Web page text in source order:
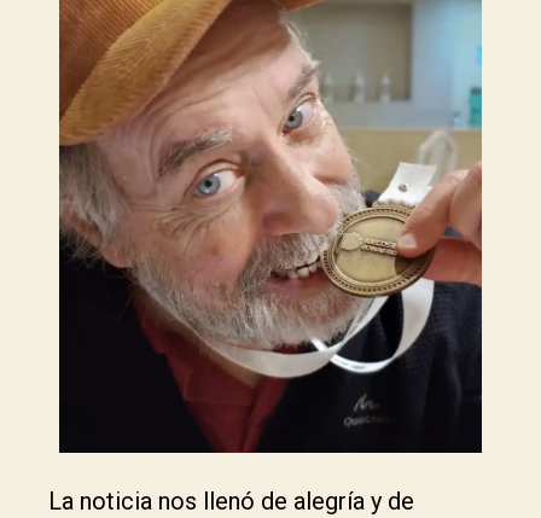
La noticia nos llenó de alegría y de